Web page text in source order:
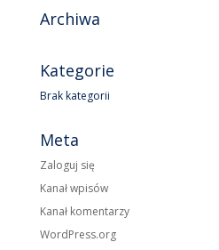
Archiwa
Kategorie
Brak kategorii
Meta
Zaloguj się
Kanał wpisów
Kanał komentarzy
WordPress.org